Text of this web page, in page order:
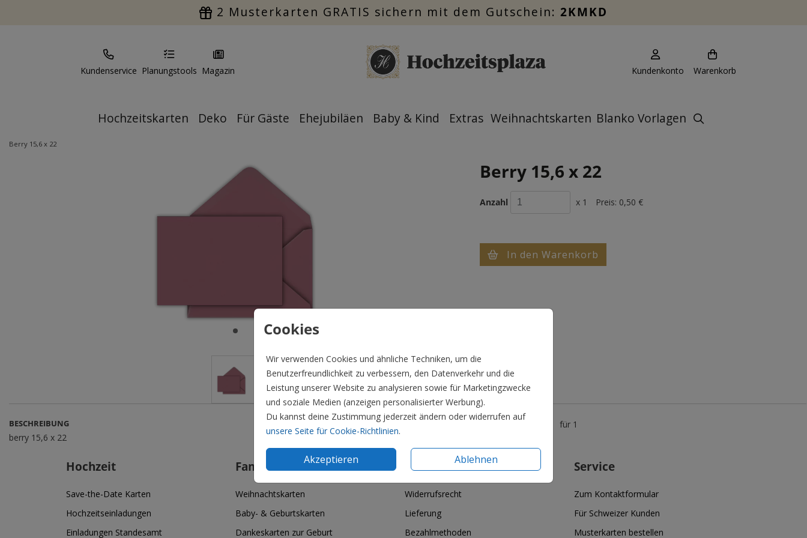
2 Musterkarten GRATIS sichern mit dem Gutschein: 2KMKD
Kundenservice Planungstools Magazin Kundenkonto Warenkorb
Hochzeitskarten Deko Für Gäste Ehejubiläen Baby & Kind Extras Weihnachtskarten Blanko Vorlagen
Cookies
Wir verwenden Cookies und ähnliche Techniken, um die
Benutzerfreundlichkeit zu verbessern, den Datenverkehr und die
Leistung unserer Website zu analysieren sowie für Marketingzwecke
und soziale Medien (anzeigen personalisierter Werbung).
Du kannst deine Zustimmung jederzeit ändern oder widerrufen auf
unsere Seite für Cookie-Richtlinien.
Akzeptieren Ablehnen
Berry 15,6 x 22
Berry 15,6 x 22
Anzahl x 1 Preis: 0,50 €
In den Warenkorb
BESCHREIBUNG
berry 15,6 x 22
Preis:0,50 € für 1
Hochzeit
Save-the-Date Karten
Hochzeitseinladungen
Einladungen Standesamt
Familie & Feiertage
Weihnachtskarten
Baby- & Geburtskarten
Dankeskarten zur Geburt
Informationen
Widerrufsrecht
Lieferung
Bezahlmethoden
Service
Zum Kontaktformular
Für Schweizer Kunden
Musterkarten bestellen